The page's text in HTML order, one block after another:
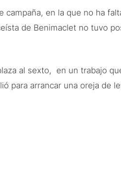
en la que no ha
de Benimaclet no tuvo
al sexto, en un trabajo
para arrancar una oreja de